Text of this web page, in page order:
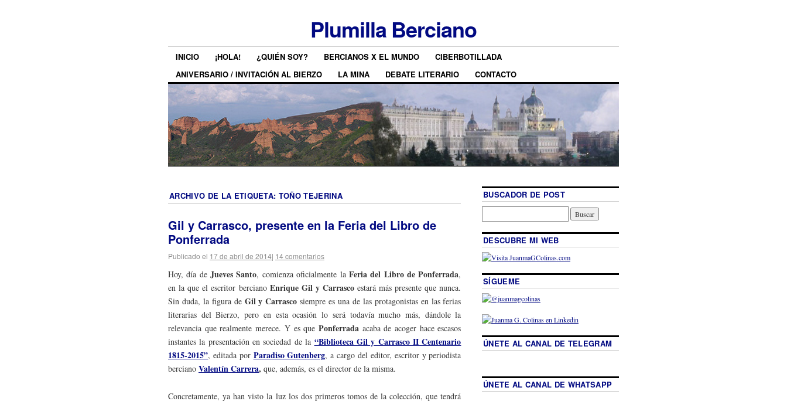
Plumilla Berciano
INICIO ¡HOLA! ¿QUIÉN SOY? BERCIANOS X EL MUNDO
CIBERBOTILLADA
ANIVERSARIO / INVITACIÓN AL BIERZO
LA MINA DEBATE LITERARIO CONTACTO
ARCHIVO DE LA ETIQUETA: TOÑO TEJERINA
Gil y Carrasco, presente en la Feria del Libro de
Ponferrada
Publicado el 17 de abril de 2014| 14 comentarios
Hoy, día deJueves Santo, comienza oficialmente la Feria del Libro de Ponferrada,
en la que el escritor berciano Enrique Gil y Carrascoestará más presente que nunca.
Sin duda, la figura de Gil y Carrasco siempre es una de las protagonistas en las ferias
literarias del Bierzo, pero en esta ocasión lo será todavía mucho más, dándole la
relevancia que realmente merece. Y es que Ponferradaacaba de acoger hace escasos
instantes la presentación en sociedad de la “Biblioteca Gil y Carrasco II Centenario
1815-2015”, editada por Paradiso Gutenberg, a cargo del editor, escritor y periodista
berciano Valentín Carrera, que, además, es el director de la misma.
Concretamente, ya han visto la luz los dos primeros tomos de la colección, que tendrá
BUSCADOR DE POST
DESCUBRE MI WEB
SÍGUEME
ÚNETE AL CANAL DE TELEGRAM
ÚNETE AL CANAL DE WHATSAPP